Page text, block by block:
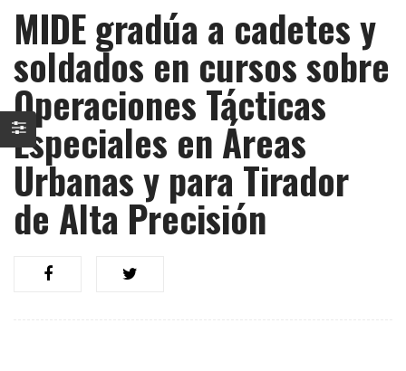
MIDE gradúa a cadetes y
soldados en cursos sobre
Operaciones Tácticas
Especiales en Áreas
Urbanas y para Tirador
de Alta Precisión